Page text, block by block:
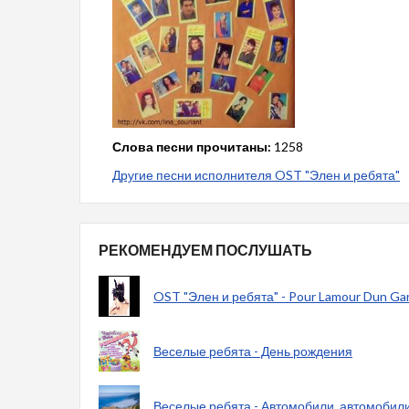
Слова песни прочитаны: 1258
Другие песни исполнителя OST "Элен и ребята"
РЕКОМЕНДУЕМ ПОСЛУШАТЬ
OST "Элен и ребята" - Pour Lamour Dun
Веселые ребята - День рождения
Веселые ребята - Автомобили,